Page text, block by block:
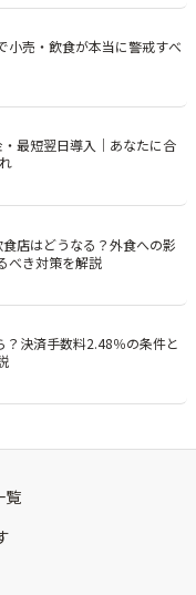
小売・飲食が本当に警戒すべ
最短翌日導入｜あなたに合
店はどうなる？外食への影
べき対策を解説
？決済手数料2.48％の条件と
覧